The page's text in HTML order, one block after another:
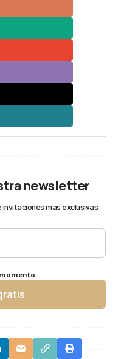
newsletter
más exclusivas.